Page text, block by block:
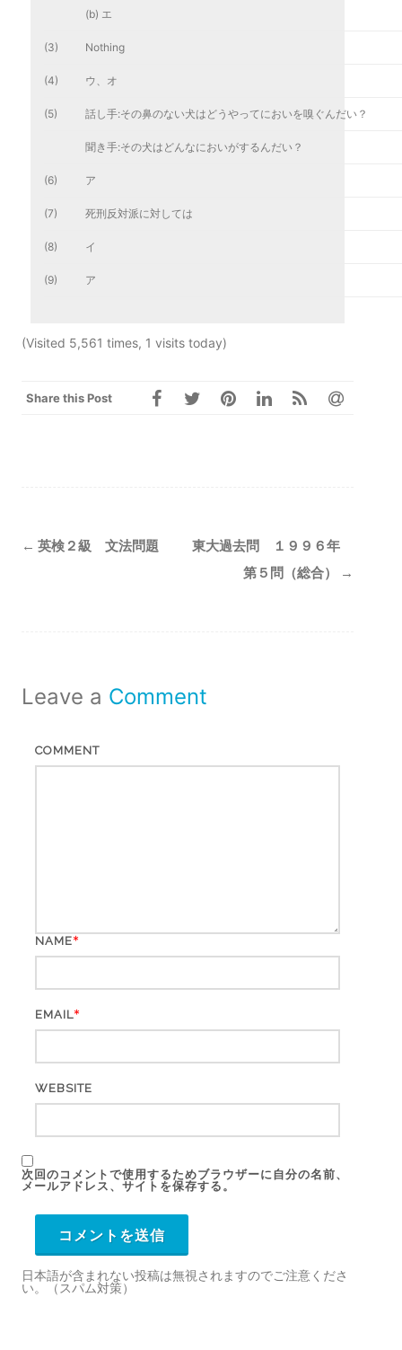
(b) エ
(3) Nothing
(4) ウ、オ
(5) 話し手:その鼻のない犬はどうやってにおいを嗅ぐんだい？
聞き手:その犬はどんなにおいがするんだい？
(6) ア
(7) 死刑反対派に対しては
(8) イ
(9) ア
(Visited 5,561 times, 1 visits today)
Share this Post
Post
← 英検２級 文法問題
東大過去問 １９９６年
第５問（総合）
→
Leave a Comment
COMMENT
NAME*
EMAIL*
WEBSITE
次回のコメントで使用するためブラウザーに自分の名前、
メールアドレス、サイトを保存する。
日本語が含まれない投稿は無視されますのでご注意くださ
い。（スパム対策）